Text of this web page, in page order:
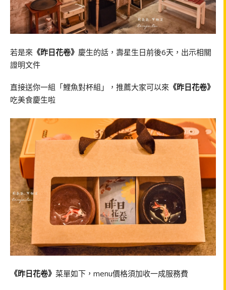
若是來 《昨日花卷》 慶生的話，壽星生日前後6天，出示相關
證明文件
直接送你一組「鯉魚對杯組」，推薦大家可以來 《昨日花卷》
吃美食慶生啦
《昨日花卷》 菜單如下，menu價格須加收一成服務費